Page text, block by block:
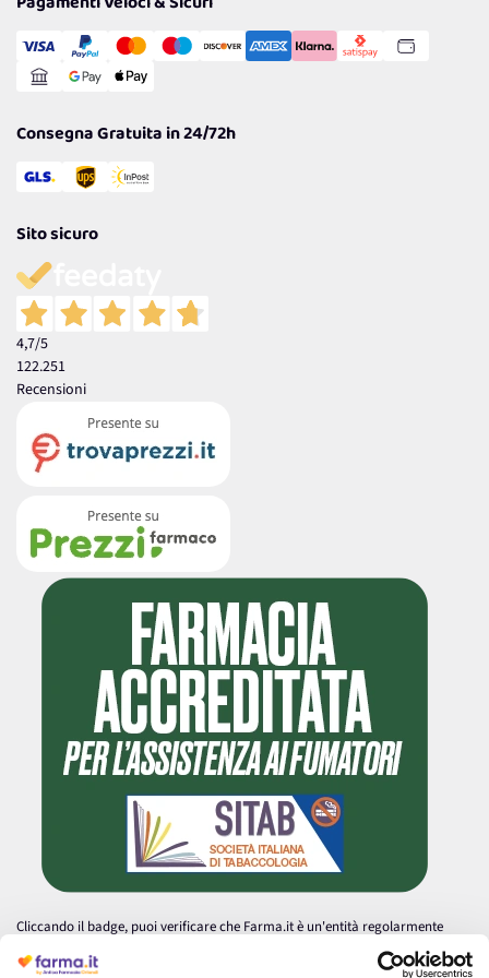
Gestisci Cookie
Reso Facile e Veloce
Consegna Gratuita in 24/72h
Sito sicuro
4,7/5
122.251
Recensioni
Cliccando il badge, puoi verificare che Farma.it è un'entità regolarmente
autorizzata dal Ministero della Salute a effettuare la vendita online di
medicinali.